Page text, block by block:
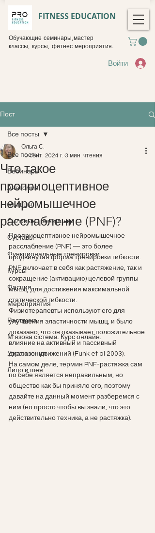
FITNESS EDUCATION
Обучающие семинары,мастер
классы, курсы, фитнес мероприятия.
Войти
Пост
Все посты
Вебинары
Анатомия
Мышцы
Силовые тренировки
Суставы
Функциональные тренировки
Курсы
Фасция
Мероприятия
Растяжка
М'язова сістема. Курс онлайн.
Упражнения
Лицо и шея
Все посты
Что такое
проприоцептивное
нейромышечное
расслабление (PNF)?
Ольга С.
10 сент. 2024 г. 3 мин. чтения
Проприоцептивное нейромышечное
расслабление (PNF) — это более
продвинутая форма тренировки гибкости.
PNF включает в себя как растяжение, так и
сокращение (активацию) целевой группы
мышц  для достижения максимальной
статической гибкости.
Физиотерапевты используют его для
улучшения эластичности мышц, и было
доказано, что он оказывает положительное
влияние на активный и пассивный
диапазон движений (Funk et al 2003).
На самом деле, термин PNF-растяжка сам
по себе является неправильным, но
общество как бы приняло его, поэтому
давайте на данный момент разберемся с
ним (но просто чтобы вы знали, что это
действительно техника, а не растяжка).